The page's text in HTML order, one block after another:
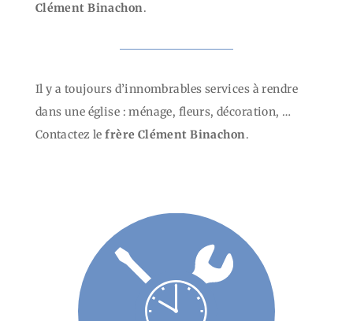
Clément Binachon.
Il y a toujours d’innombrables services à rendre
dans une église : ménage, fleurs, décoration, …
Contactez lefrère Clément Binachon.